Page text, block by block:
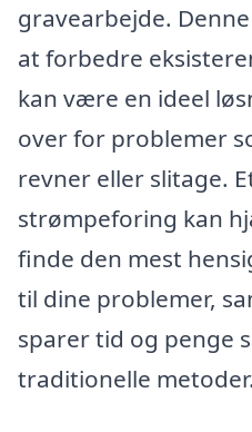
gravearbejde.
at forbedre
kan være en ideel
over for problemer
revner eller slitage.
strømpeforing kan
finde den mest
til dine problemer,
sparer tid og penge
traditionelle metoder.